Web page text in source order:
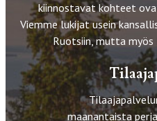
kiinnostavat kohteet
Viemme lukijat usein
Ruotsiin, mutta myös
maanantaista